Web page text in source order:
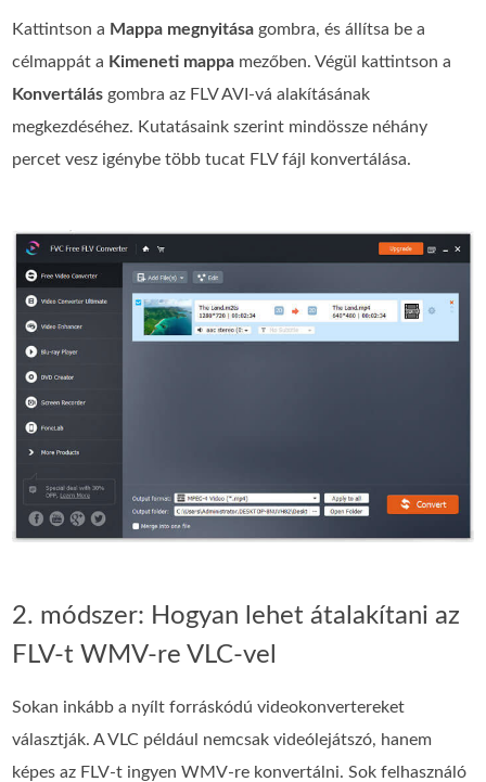
Kattintson a Mappa megnyitása gombra, és állítsa be a
célmappát a Kimeneti mappa mezőben. Végül kattintson a
Konvertálás gombra az FLV AVI-vá alakításának
megkezdéséhez. Kutatásaink szerint mindössze néhány
percet vesz igénybe több tucat FLV fájl konvertálása.
2. módszer: Hogyan lehet átalakítani az
FLV-t WMV-re VLC-vel
Sokan inkább a nyílt forráskódú videokonvertereket
választják. A VLC például nemcsak videólejátszó, hanem
képes az FLV-t ingyen WMV-re konvertálni. Sok felhasználó